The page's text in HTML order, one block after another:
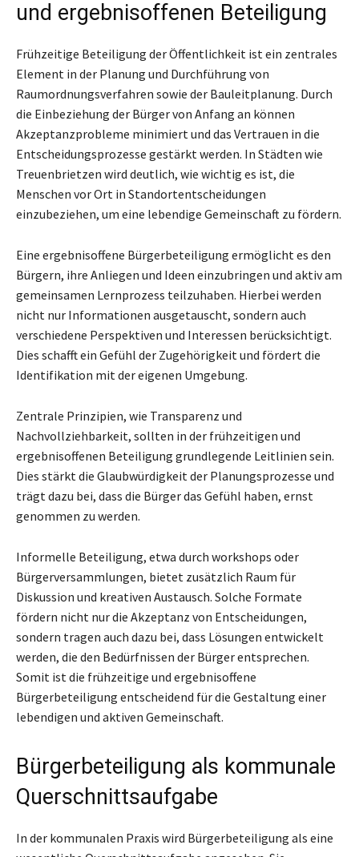
und ergebnisoffenen Beteiligung
Frühzeitige Beteiligung der Öffentlichkeit ist ein zentrales
Element in der Planung und Durchführung von
Raumordnungsverfahren sowie der Bauleitplanung. Durch
die Einbeziehung der Bürger von Anfang an können
Akzeptanzprobleme minimiert und das Vertrauen in die
Entscheidungsprozesse gestärkt werden. In Städten wie
Treuenbrietzen wird deutlich, wie wichtig es ist, die
Menschen vor Ort in Standortentscheidungen
einzubeziehen, um eine lebendige Gemeinschaft zu fördern.
Eine ergebnisoffene Bürgerbeteiligung ermöglicht es den
Bürgern, ihre Anliegen und Ideen einzubringen und aktiv am
gemeinsamen Lernprozess teilzuhaben. Hierbei werden
nicht nur Informationen ausgetauscht, sondern auch
verschiedene Perspektiven und Interessen berücksichtigt.
Dies schafft ein Gefühl der Zugehörigkeit und fördert die
Identifikation mit der eigenen Umgebung.
Zentrale Prinzipien, wie Transparenz und
Nachvollziehbarkeit, sollten in der frühzeitigen und
ergebnisoffenen Beteiligung grundlegende Leitlinien sein.
Dies stärkt die Glaubwürdigkeit der Planungsprozesse und
trägt dazu bei, dass die Bürger das Gefühl haben, ernst
genommen zu werden.
Informelle Beteiligung, etwa durch workshops oder
Bürgerversammlungen, bietet zusätzlich Raum für
Diskussion und kreativen Austausch. Solche Formate
fördern nicht nur die Akzeptanz von Entscheidungen,
sondern tragen auch dazu bei, dass Lösungen entwickelt
werden, die den Bedürfnissen der Bürger entsprechen.
Somit ist die frühzeitige und ergebnisoffene
Bürgerbeteiligung entscheidend für die Gestaltung einer
lebendigen und aktiven Gemeinschaft.
Bürgerbeteiligung als kommunale
Querschnittsaufgabe
In der kommunalen Praxis wird Bürgerbeteiligung als eine